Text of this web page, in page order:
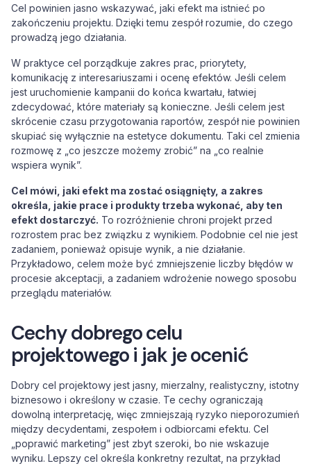
Cel powinien jasno wskazywać, jaki efekt ma istnieć po
zakończeniu projektu. Dzięki temu zespół rozumie, do czego
prowadzą jego działania.
W praktyce cel porządkuje zakres prac, priorytety,
komunikację z interesariuszami i ocenę efektów. Jeśli celem
jest uruchomienie kampanii do końca kwartału, łatwiej
zdecydować, które materiały są konieczne. Jeśli celem jest
skrócenie czasu przygotowania raportów, zespół nie powinien
skupiać się wyłącznie na estetyce dokumentu. Taki cel zmienia
rozmowę z „co jeszcze możemy zrobić” na „co realnie
wspiera wynik”.
Cel mówi, jaki efekt ma zostać osiągnięty, a zakres
określa, jakie prace i produkty trzeba wykonać, aby ten
efekt dostarczyć. To rozróżnienie chroni projekt przed
rozrostem prac bez związku z wynikiem. Podobnie cel nie jest
zadaniem, ponieważ opisuje wynik, a nie działanie.
Przykładowo, celem może być zmniejszenie liczby błędów w
procesie akceptacji, a zadaniem wdrożenie nowego sposobu
przeglądu materiałów.
Cechy dobrego celu
projektowego i jak je ocenić
Dobry cel projektowy jest jasny, mierzalny, realistyczny, istotny
biznesowo i określony w czasie. Te cechy ograniczają
dowolną interpretację, więc zmniejszają ryzyko nieporozumień
między decydentami, zespołem i odbiorcami efektu. Cel
„poprawić marketing” jest zbyt szeroki, bo nie wskazuje
wyniku. Lepszy cel określa konkretny rezultat, na przykład